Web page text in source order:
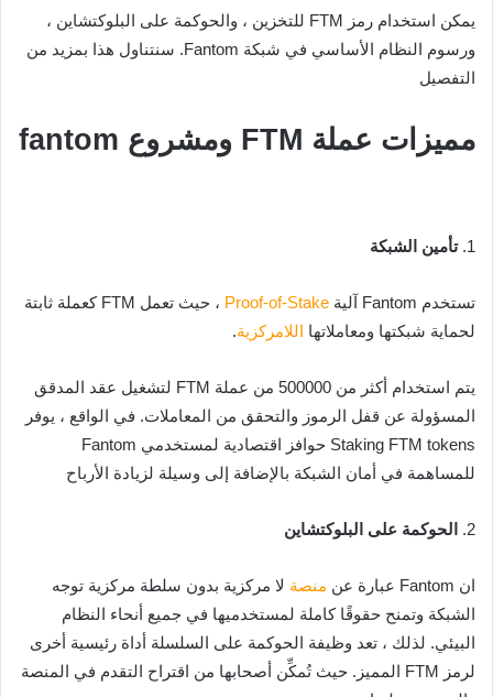
يمكن استخدام رمز FTM للتخزين ، والحوكمة على البلوكتشاين ،
ورسوم النظام الأساسي في شبكة Fantom. سنتناول هذا بمزيد من
التفصيل
مميزات عملة FTM ومشروع fantom
1. تأمين الشبكة
تستخدم Fantom آلية Proof-of-Stake
، حيث تعمل FTM كعملة ثابتة
لحماية شبكتها ومعاملاتها اللامركزية.
يتم استخدام أكثر من 500000 من عملة FTM لتشغيل عقد المدقق
المسؤولة عن قفل الرموز والتحقق من المعاملات. في الواقع ، يوفر
Staking FTM tokens حوافز اقتصادية لمستخدمي Fantom
للمساهمة في أمان الشبكة بالإضافة إلى وسيلة لزيادة الأرباح
2. الحوكمة على البلوكتشاين
ان Fantom عبارة عن منصة لا مركزية بدون سلطة مركزية توجه
الشبكة وتمنح حقوقًا كاملة لمستخدميها في جميع أنحاء النظام
البيئي. لذلك ، تعد وظيفة الحوكمة على السلسلة أداة رئيسية أخرى
لرمز FTM المميز. حيث تُمكِّن أصحابها من اقتراح التقدم في المنصة